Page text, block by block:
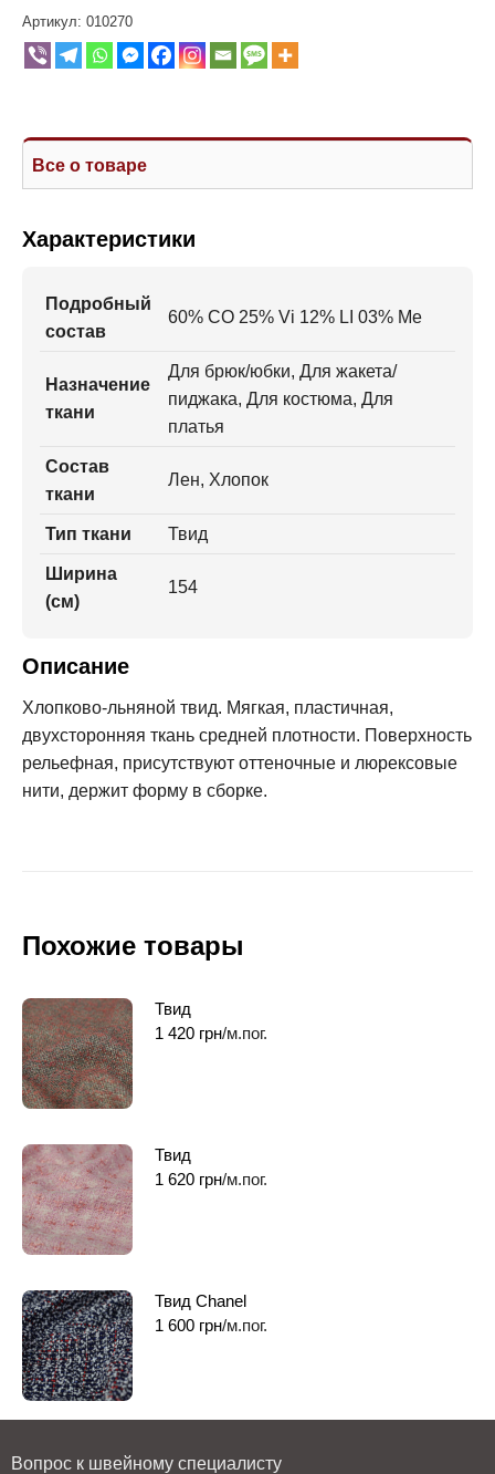
Артикул: 010270
Все о товаре
Характеристики
Подробный
состав
60% СO 25% Vi 12% LI 03% Me
Назначение
ткани
Для брюк/юбки, Для жакета/
пиджака, Для костюма, Для
платья
Состав
ткани
Лен, Хлопок
Тип ткани Твид
Ширина
(см)
154
Описание
Хлопково-льняной твид. Мягкая, пластичная,
двухсторонняя ткань средней плотности. Поверхность
рельефная, присутствуют оттеночные и люрексовые
нити, держит форму в сборке.
Похожие товары
Твид
1 420 грн/м.пог.
Твид
1 620 грн/м.пог.
Твид Chanel
1 600 грн/м.пог.
Вопрос к швейному специалисту